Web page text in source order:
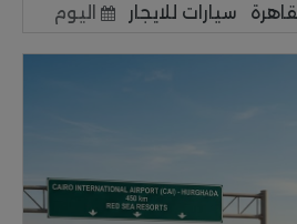
سيارات للايجار اليوم